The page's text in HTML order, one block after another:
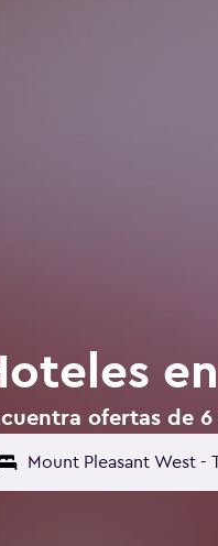
ofertas de